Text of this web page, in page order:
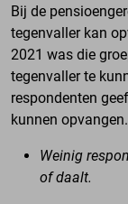
Bij de
tegenvaller kan
2021 was die
tegenvaller te
respondenten
kunnen opvangen.
Weinig
of daalt.